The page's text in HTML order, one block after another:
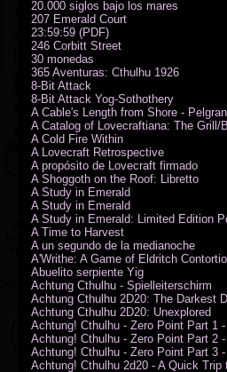
20.000 siglos bajo los mares
207 Emerald Court
23:59:59 (PDF)
246 Corbitt Street
30 monedas
365 Aventuras: Cthulhu 1926
8-Bit Attack
8-Bit Attack Yog-Sothothery
A Cable's Length from Shore -
A Catalog of Lovecraftiana: The Grill/
A Cold Fire Within
A Lovecraft Retrospective
A propósito de Lovecraft firmado
A Shoggoth on the Roof: Libretto
A Study in Emerald
A Study in Emerald
A Study in Emerald: Limited Edition
A Time to Harvest
A un segundo de la medianoche
A'Writhe: A Game of Eldritch
Abuelito serpiente Yig
Achtung Cthulhu - Spielleiterschirm
Achtung Cthulhu 2D20: The Darkest
Achtung Cthulhu 2D20: Unexplored
Achtung! Cthulhu - Zero Point Part 1 -
Achtung! Cthulhu - Zero Point Part 2
Achtung! Cthulhu - Zero Point Part 3
Achtung! Cthulhu 2d20 - A Quick Trip